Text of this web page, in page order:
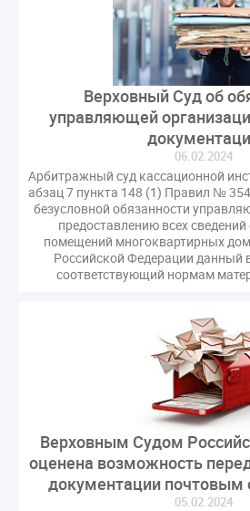
оспаривание ОСС
плановые проверки
пожарная безопасность
прибор учета
пристройка
прогород
проект постановления
реестр УК связь
строительство
судебная практика
техническая документация
требования УК
умный дом
энергосервис
Верховный Суд об
управляющей
06.02.2024
Арбитражный суд кассационной
абзац 7 пункта 148 (1) Правил № 354
безусловной обязанности
предоставлению всех
помещений многоквартирных
Российской Федерации данный
соответствующий нормам
Верховным Судом
оценена возможность
документации почтовым
05.02.2024